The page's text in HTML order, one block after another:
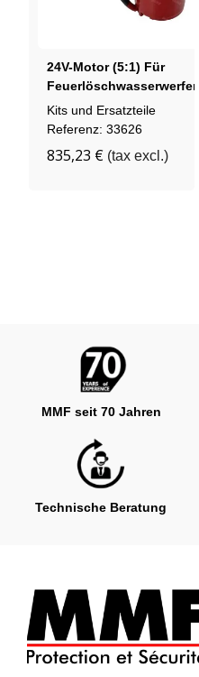
24V-Motor (5:1) Für
Feuerlöschwasserwerfern
FireFox Und
StreamMaster -
Kits und Ersatzteile
Referenz: 33626
835,23 € (tax excl.)
MMF seit 70 Jahren
Technische Beratung